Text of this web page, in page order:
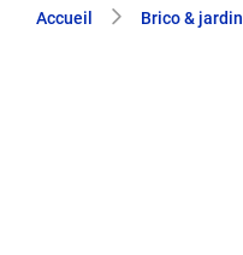
Accueil Brico & jardin